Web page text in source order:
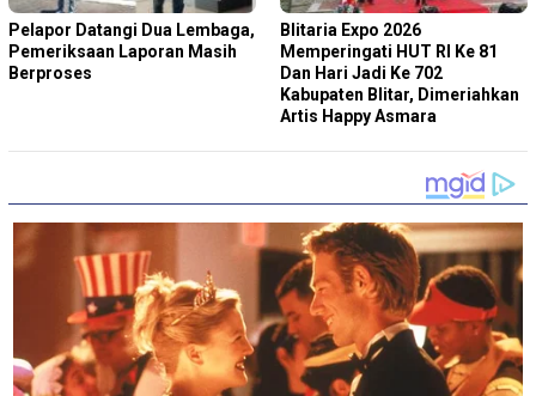
Pelapor Datangi Dua Lembaga,
Pemeriksaan Laporan Masih
Berproses
Blitaria Expo 2026
Memperingati HUT RI Ke 81
Dan Hari Jadi Ke 702
Kabupaten Blitar, Dimeriahkan
Artis Happy Asmara